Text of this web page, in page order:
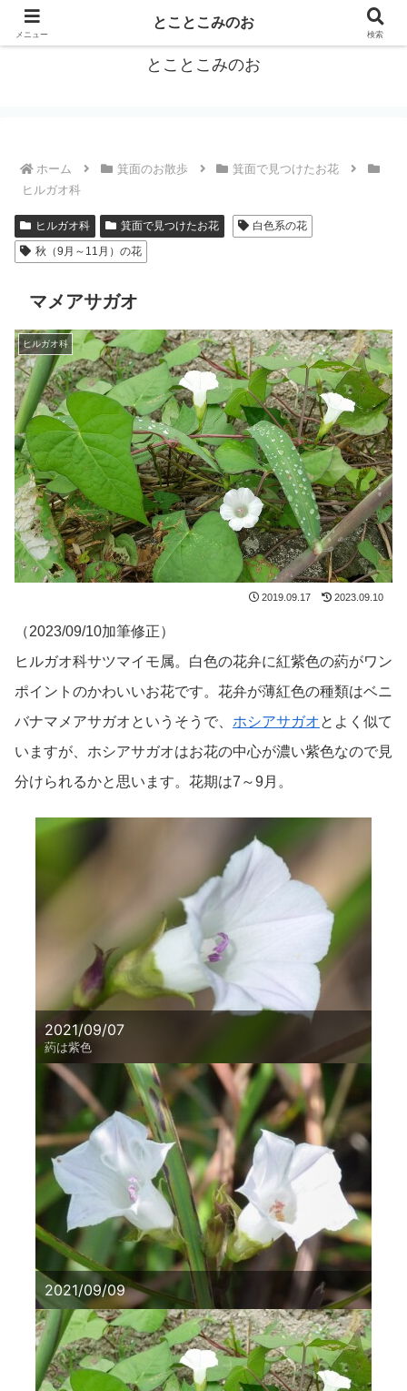
箕面をトコトコお散歩しながらご紹介
とことこみのお
ホーム 箕面のお散歩
箕面で見つけたお花
ヒルガオ科
ヒルガオ科 箕面で見つけたお花
白色系の花
秋（9月～11月）の花
マメアサガオ
ヒルガオ科
2019.09.17 2023.09.10
（2023/09/10加筆修正）
ヒルガオ科サツマイモ属。白色の花弁に紅紫色の葯がワン
ポイントのかわいいお花です。花弁が薄紅色の種類はベニ
バナマメアサガオというそうで、 ホシアサガオとよく似て
いますが、ホシアサガオはお花の中心が濃い紫色なので見
分けられるかと思います。花期は7～9月。
2021/09/07
葯は紫色
2021/09/09
メニュー
とことこみのお
検索